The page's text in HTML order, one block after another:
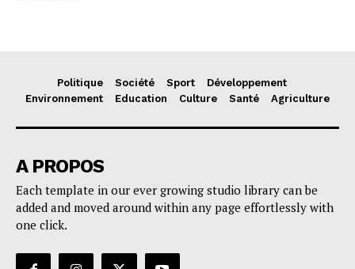
Politique Société Sport
Développement
Environnement
Education Culture Santé Agriculture
A PROPOS
Each template in our ever growing studio library can be
added and moved around within any page effortlessly with
one click.